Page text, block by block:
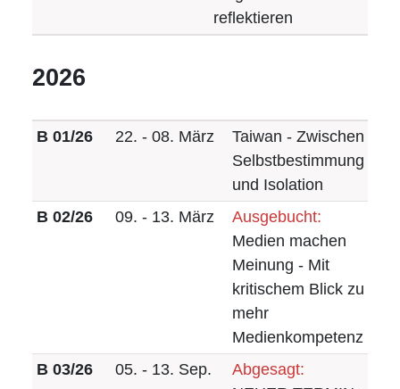
reflektieren
2026
B 01/26 22. - 08. März
Taiwan - Zwischen
Selbstbestimmung
und Isolation
B 02/26
09. - 13. März
Ausgebucht:
Medien machen
Meinung - Mit
kritischem Blick zu
mehr
Medienkompetenz
B 03/26
05. - 13. Sep.
Abgesagt: